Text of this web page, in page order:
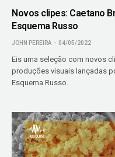
Novos clipes: Caetano
Esquema Russo
JOHN PEREIRA 04/05/2022
Eis uma seleção com novos
produções visuais lançadas
Esquema Russo.